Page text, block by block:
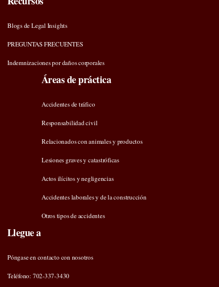
Blogs de Legal Insights
PREGUNTAS FRECUENTES
Indemnizaciones por daños corporales
Áreas de práctica
Accidentes de tráfico
Responsabilidad civil
Relacionados con animales y productos
Lesiones graves y catastróficas
Actos ilícitos y negligencias
Accidentes laborales y de la construcción
Otros tipos de accidentes
Llegue a
Póngase en contacto con nosotros
Teléfono: 702-337-3430